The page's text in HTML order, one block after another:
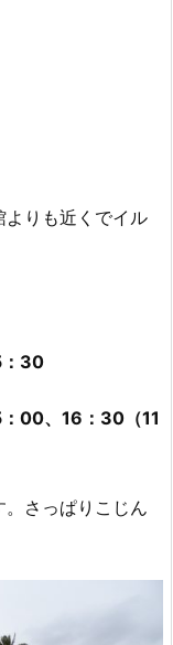
よりも近くでイル
：30
00、16：30（11
さっぱりこじん